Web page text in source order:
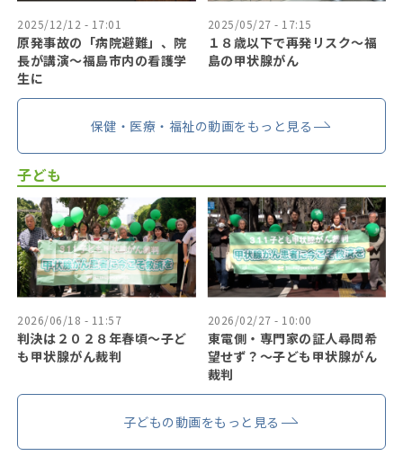
2025/12/12 - 17:01
原発事故の「病院避難」、院
長が講演～福島市内の看護学
生に
2025/05/27 - 17:15
１８歳以下で再発リスク〜福
島の甲状腺がん
保健・医療・福祉の動画をもっと見る
子ども
2026/06/18 - 11:57
判決は２０２８年春頃〜子ど
も甲状腺がん裁判
2026/02/27 - 10:00
東電側・専門家の証人尋問希
望せず？〜子ども甲状腺がん
裁判
子どもの動画をもっと見る